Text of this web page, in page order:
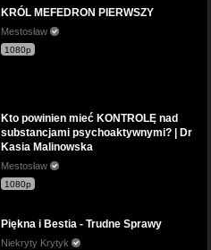
KRÓL MEFEDRON PIERWSZY
Mestosław
1080p
Kto powinien mieć KONTROLĘ nad
substancjami psychoaktywnymi? | Dr
Kasia Malinowska
Mestosław
1080p
Piękna i Bestia - Trudne Sprawy
Niekryty Krytyk